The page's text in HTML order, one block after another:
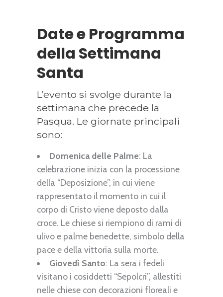
Date e Programma
della Settimana
Santa
L’evento si svolge durante la
settimana che precede la
Pasqua. Le giornate principali
sono:
Domenica delle Palme: La
celebrazione inizia con la processione
della “Deposizione”, in cui viene
rappresentato il momento in cui il
corpo di Cristo viene deposto dalla
croce. Le chiese si riempiono di rami di
ulivo e palme benedette, simbolo della
pace e della vittoria sulla morte.
Giovedì Santo: La sera i fedeli
visitano i cosiddetti “Sepolcri”, allestiti
nelle chiese con decorazioni floreali e